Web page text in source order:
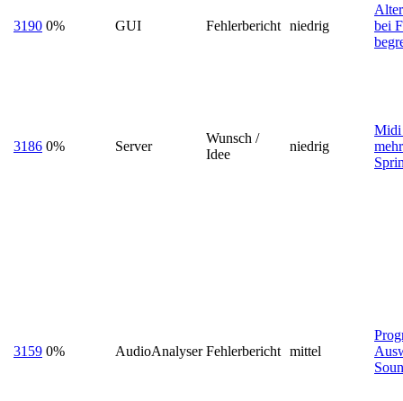
3190 0% GUI Fehlerbericht niedrig
bei
3186 0% Server
Wunsch /
Idee
niedrig
Midi
3159 0% AudioAnalyser Fehlerbericht mittel